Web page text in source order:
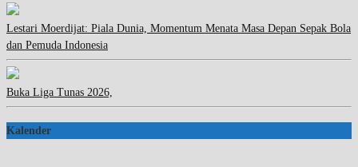
Lestari Moerdijat: Piala Dunia, Momentum Menata Masa Depan Sepak Bola
dan Pemuda Indonesia
Buka Liga Tunas 2026,
Kalender